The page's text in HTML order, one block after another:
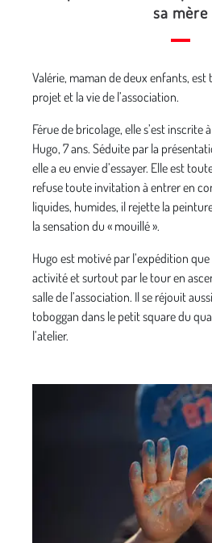
sa mère
Valérie, maman de deux enfants, est
projet et la vie de l’association.
Férue de bricolage, elle s’est inscrite
Hugo, 7 ans. Séduite par la
elle a eu envie d’essayer. Elle est
refuse toute invitation à entrer en
liquides, humides, il rejette la
la sensation du « mouillé ».
Hugo est motivé par l’expédition
activité et surtout par le tour en
salle de l’association. Il se réjouit
toboggan dans le petit square du
l’atelier.